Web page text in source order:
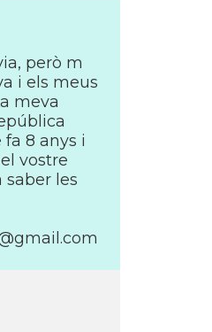
però m
i els meus
meva
8 anys i
vostre
saber les